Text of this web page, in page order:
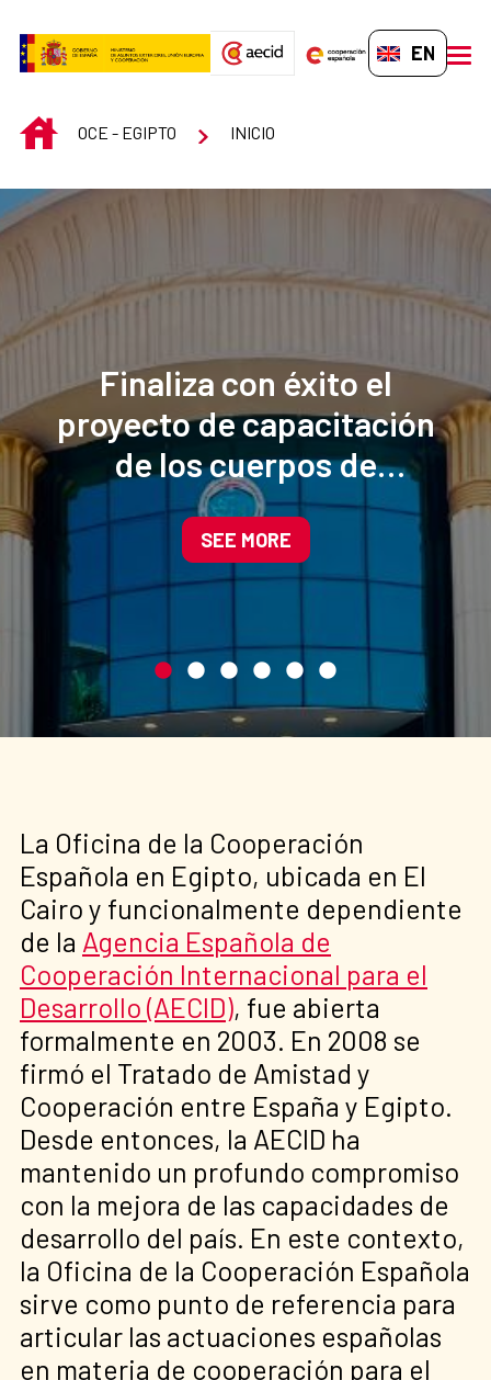
EN-GB
INICIOOCE - EGIPTO INICIO
Finaliza con éxito el
proyecto de capacitación
de los cuerpos de
seguridad egipcio apoyado
por el Ministerio de Interior
de España
SEE MORE
La Oficina de la Cooperación
Española en Egipto, ubicada en El
Cairo y funcionalmente dependiente
de la Agencia Española de
Cooperación Internacional para el
Desarrollo (AECID), fue abierta
formalmente en 2003. En 2008 se
firmó el Tratado de Amistad y
Cooperación entre España y Egipto.
Desde entonces, la AECID ha
mantenido un profundo compromiso
con la mejora de las capacidades de
desarrollo del país. En este contexto,
la Oficina de la Cooperación Española
sirve como punto de referencia para
articular las actuaciones españolas
en materia de cooperación para el